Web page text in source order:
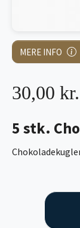
MERE INFO
5 stk.
30,00 kr.